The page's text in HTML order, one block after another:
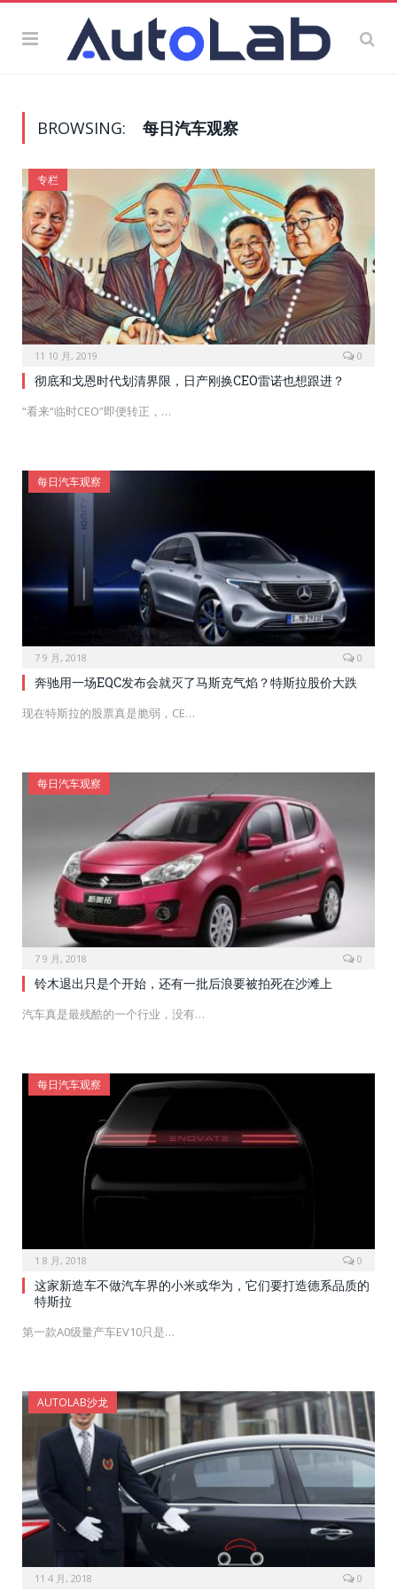
BROWSING: 每日汽车观察
专栏
11 10 月, 2019 0
彻底和戈恩时代划清界限，日产刚换CEO雷诺也想跟进？
“看来“临时CEO”即便转正，…
每日汽车观察
7 9 月, 2018 0
奔驰用一场EQC发布会就灭了马斯克气焰？特斯拉股价大跌
现在特斯拉的股票真是脆弱，CE…
每日汽车观察
7 9 月, 2018 0
铃木退出只是个开始，还有一批后浪要被拍死在沙滩上
汽车真是最残酷的一个行业，没有…
每日汽车观察
1 8 月, 2018 0
这家新造车不做汽车界的小米或华为，它们要打造德系品质的
特斯拉
第一款A0级量产车EV10只是…
AUTOLAB沙龙
11 4 月, 2018 0